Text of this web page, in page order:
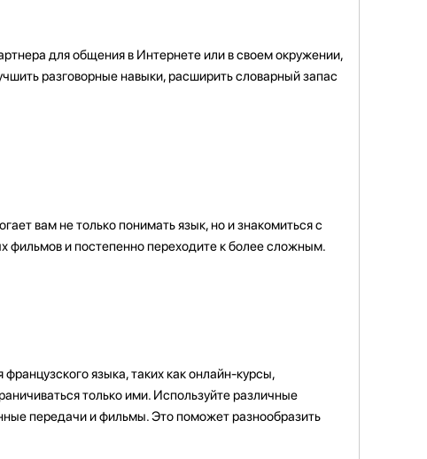
для общения в Интернете или в своем окружении,
разговорные навыки, расширить словарный запас
вам не только понимать язык, но и знакомиться с
фильмов и постепенно переходите к более сложным.
языка, таких как онлайн-курсы,
только ими. Используйте различные
передачи и фильмы. Это поможет разнообразить